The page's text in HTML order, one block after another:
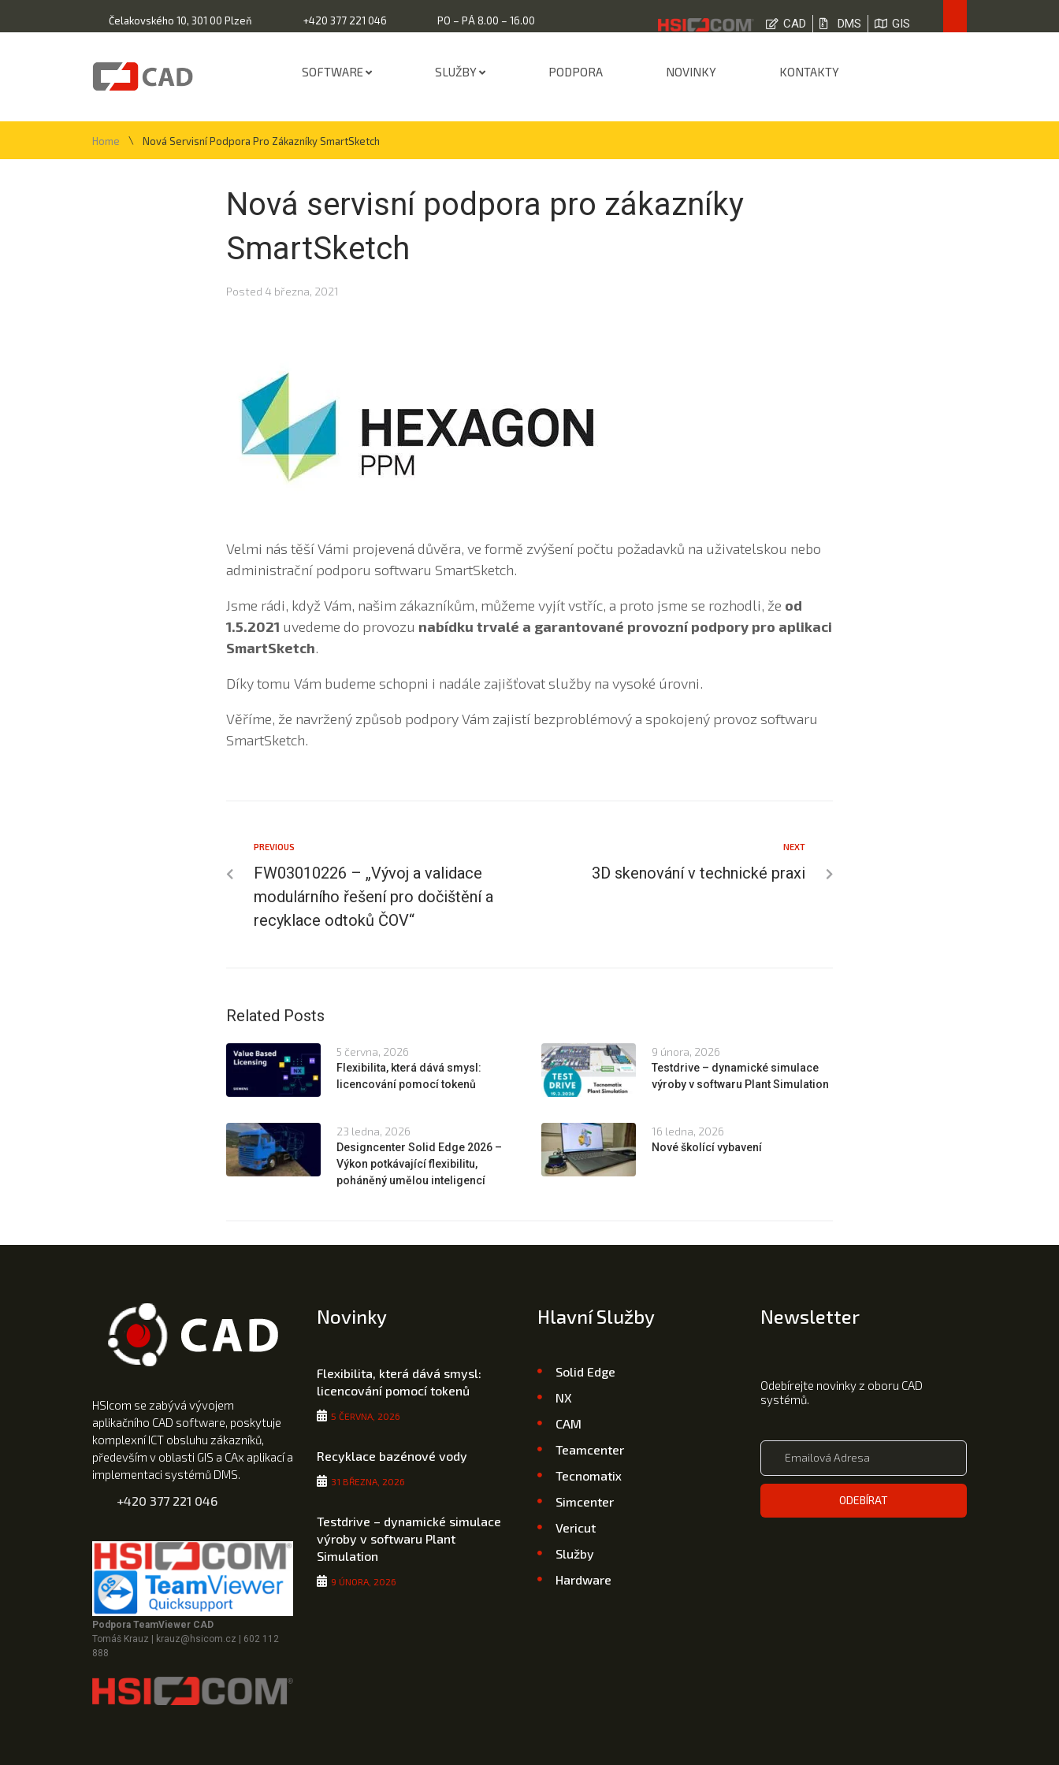
Čelakovského 10, 301 00 Plzeň +420 377 221 046 PO – PÁ 8.00 – 16.00 CAD DMS GIS
SOFTWARE SLUŽBY PODPORA NOVINKY KONTAKTY
Home \ Nová Servisní Podpora Pro Zákazníky SmartSketch
Nová servisní podpora pro zákazníky
SmartSketch
Posted 4 března, 2021
Velmi nás těší Vámi projevená důvěra, ve formě zvýšení počtu požadavků na uživatelskou nebo
administrační podporu softwaru SmartSketch.
Jsme rádi, když Vám, našim zákazníkům, můžeme vyjít vstříc, a proto jsme se rozhodli, že od
1.5.2021 uvedeme do provozu nabídku trvalé a garantované provozní podpory pro aplikaci
SmartSketch.
Díky tomu Vám budeme schopni i nadále zajišťovat služby na vysoké úrovni.
Věříme, že navržený způsob podpory Vám zajistí bezproblémový a spokojený provoz softwaru
SmartSketch.
PREVIOUS
FW03010226 – „Vývoj a validace
modulárního řešení pro dočištění a
recyklace odtoků ČOV“
NEXT
3D skenování v technické praxi
Related Posts
5 června, 2026
Flexibilita, která dává smysl:
licencování pomocí tokenů
9 února, 2026
Testdrive – dynamické simulace
výroby v softwaru Plant Simulation
23 ledna, 2026
Designcenter Solid Edge 2026 –
Výkon potkávající flexibilitu,
poháněný umělou inteligencí
16 ledna, 2026
Nové školící vybavení
HSIcom se zabývá vývojem
aplikačního CAD software, poskytuje
komplexní ICT obsluhu zákazníků,
především v oblasti GIS a CAx aplikací a
implementaci systémů DMS.
+420 377 221 046
Podpora TeamViewer CAD
Tomáš Krauz
krauz@hsicom.cz
602 112
888
Novinky
Flexibilita, která dává smysl:
licencování pomocí tokenů
5 ČERVNA, 2026
Recyklace bazénové vody
31 BŘEZNA, 2026
Testdrive – dynamické simulace
výroby v softwaru Plant
Simulation
9 ÚNORA, 2026
Hlavní Služby
Solid Edge
NX
CAM
Teamcenter
Tecnomatix
Simcenter
Vericut
Služby
Hardware
Newsletter
Odebírejte novinky z oboru CAD
systémů.
ODEBÍRAT